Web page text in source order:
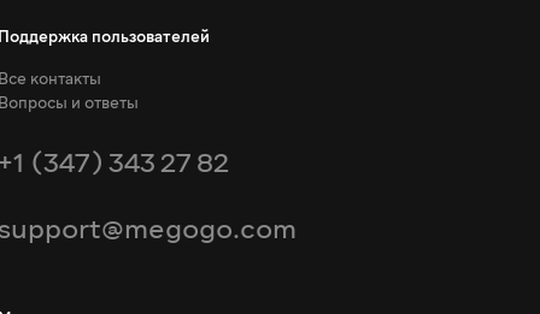
Поддержка пользователей
Все контакты
Вопросы и ответы
+1 (347) 343 27 82
support@megogo.com